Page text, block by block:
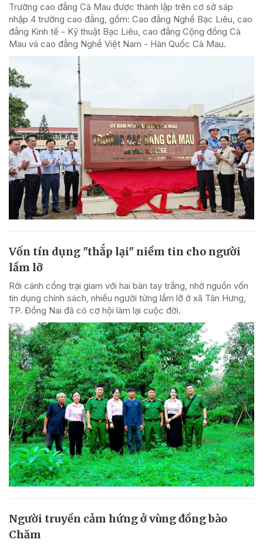
Trường cao đẳng Cà Mau được thành lập trên cơ sở sáp
nhập 4 trường cao đẳng, gồm: Cao đẳng Nghề Bạc Liêu, cao
đẳng Kinh tế - Kỹ thuật Bạc Liêu, cao đẳng Cộng đồng Cà
Mau và cao đẳng Nghề Việt Nam - Hàn Quốc Cà Mau.
Vốn tín dụng "thắp lại" niềm tin cho người
lầm lỡ
Rời cánh cổng trại giam với hai bàn tay trắng, nhờ nguồn vốn
tín dụng chính sách, nhiều người từng lầm lỡ ở xã Tân Hưng,
TP. Đồng Nai đã có cơ hội làm lại cuộc đời.
Người truyền cảm hứng ở vùng đồng bào
Chăm